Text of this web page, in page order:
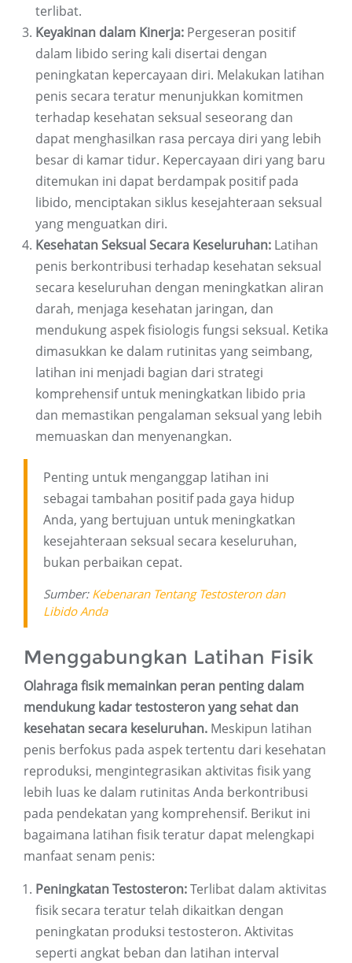
terlibat.
Keyakinan dalam Kinerja: Pergeseran positif
dalam libido sering kali disertai dengan
peningkatan kepercayaan diri. Melakukan latihan
penis secara teratur menunjukkan komitmen
terhadap kesehatan seksual seseorang dan
dapat menghasilkan rasa percaya diri yang lebih
besar di kamar tidur. Kepercayaan diri yang baru
ditemukan ini dapat berdampak positif pada
libido, menciptakan siklus kesejahteraan seksual
yang menguatkan diri.
Kesehatan Seksual Secara Keseluruhan: Latihan
penis berkontribusi terhadap kesehatan seksual
secara keseluruhan dengan meningkatkan aliran
darah, menjaga kesehatan jaringan, dan
mendukung aspek fisiologis fungsi seksual. Ketika
dimasukkan ke dalam rutinitas yang seimbang,
latihan ini menjadi bagian dari strategi
komprehensif untuk meningkatkan libido pria
dan memastikan pengalaman seksual yang lebih
memuaskan dan menyenangkan.
Penting untuk menganggap latihan ini
sebagai tambahan positif pada gaya hidup
Anda, yang bertujuan untuk meningkatkan
kesejahteraan seksual secara keseluruhan,
bukan perbaikan cepat.
Sumber: Kebenaran Tentang Testosteron dan
Libido Anda
Menggabungkan Latihan Fisik
Olahraga fisik memainkan peran penting dalam
mendukung kadar testosteron yang sehat dan
kesehatan secara keseluruhan. Meskipun latihan
penis berfokus pada aspek tertentu dari kesehatan
reproduksi, mengintegrasikan aktivitas fisik yang
lebih luas ke dalam rutinitas Anda berkontribusi
pada pendekatan yang komprehensif. Berikut ini
bagaimana latihan fisik teratur dapat melengkapi
manfaat senam penis:
Peningkatan Testosteron:Terlibat dalam aktivitas
fisik secara teratur telah dikaitkan dengan
peningkatan produksi testosteron. Aktivitas
seperti angkat beban dan latihan interval